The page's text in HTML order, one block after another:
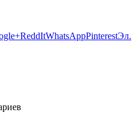
ReddItWhatsAppPinterestЭл.